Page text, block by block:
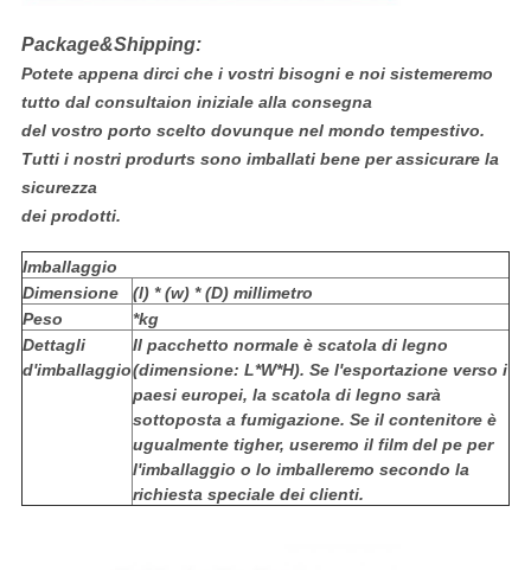
Package&Shipping:
Potete appena dirci che i vostri bisogni e noi sistemeremo
tutto dal consultaion iniziale alla consegna
del vostro porto scelto dovunque nel mondo tempestivo.
Tutti i nostri produrts sono imballati bene per assicurare la
sicurezza
dei prodotti.
Imballaggio
Dimensione
(l) * (w) * (D) millimetro
Peso
*kg
Dettagli
d'imballaggio
Il pacchetto normale è scatola di legno
(dimensione: L*W*H). Se l'esportazione verso i
paesi europei, la scatola di legno sarà
sottoposta a fumigazione. Se il contenitore è
ugualmente tigher, useremo il film del pe per
l'imballaggio o lo imballeremo secondo la
richiesta speciale dei clienti.